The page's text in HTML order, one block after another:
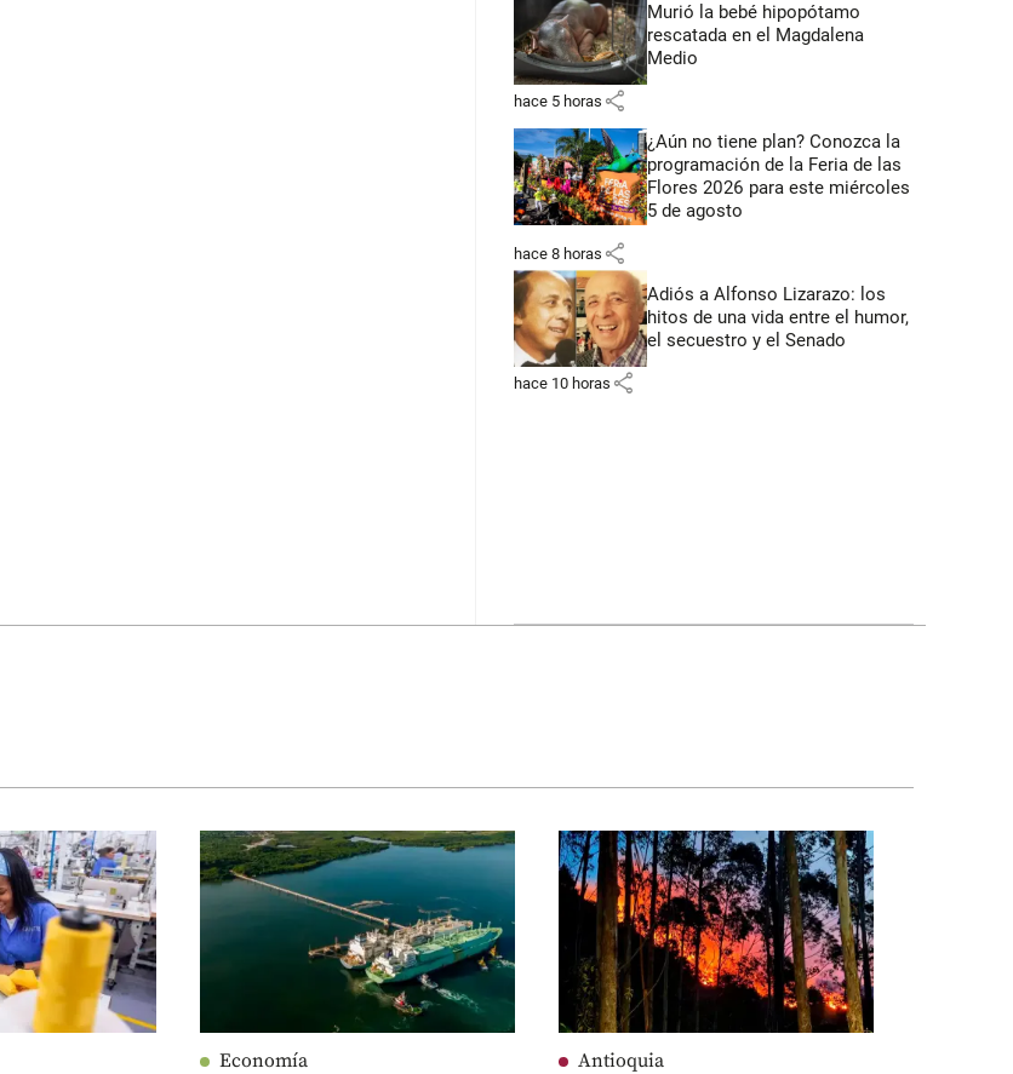
Murió la bebé hipopótamo
rescatada en el Magdalena
Medio
hace 5 horas share
¿Aún no tiene plan? Conozca la
programación de la Feria de las
Flores 2026 para este miércoles
5 de agosto
hace 8 horas share
Adiós a Alfonso Lizarazo: los
hitos de una vida entre el humor,
el secuestro y el Senado
hace 10 horas share
Economía Antioquia